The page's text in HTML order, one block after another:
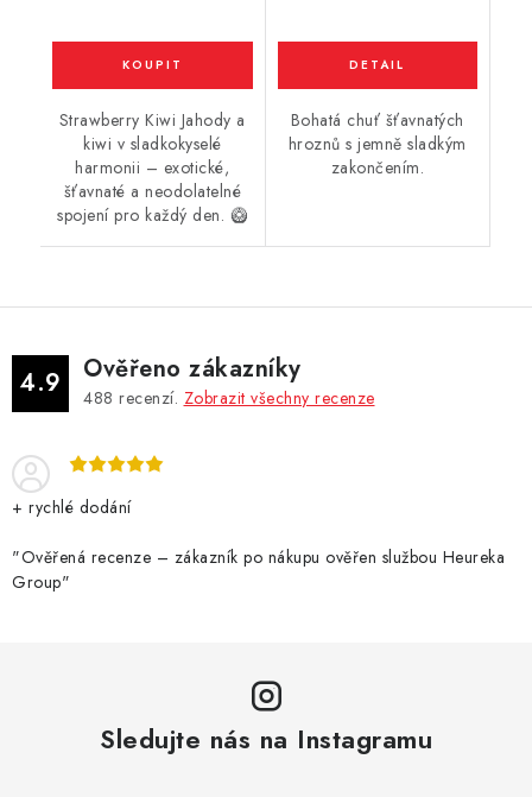
Strawberry Kiwi Jahody a
kiwi v sladkokyselé
harmonii – exotické,
šťavnaté a neodolatelné
spojení pro každý den. 🥝
Bohatá chuť šťavnatých
hroznů s jemně sladkým
zakončením.
4.9 Ověřeno zákazníky
488 recenzí. Zobrazit všechny recenze
+ rychlé dodání
"Ověřená recenze – zákazník po nákupu ověřen službou Heureka
Group"
Sledujte nás na Instagramu